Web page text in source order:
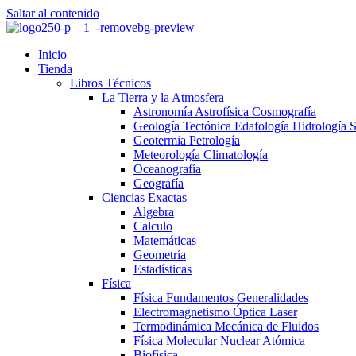
Saltar al contenido
Inicio
Tienda
Libros Técnicos
La Tierra y la Atmosfera
Astronomía Astrofísica Cosmografía
Geología Tectónica Edafología Hidrología
Geotermia Petrología
Meteorología Climatología
Oceanografía
Geografía
Ciencias Exactas
Algebra
Calculo
Matemáticas
Geometría
Estadísticas
Física
Física Fundamentos Generalidades
Electromagnetismo Óptica Laser
Termodinámica Mecánica de Fluidos
Física Molecular Nuclear Atómica